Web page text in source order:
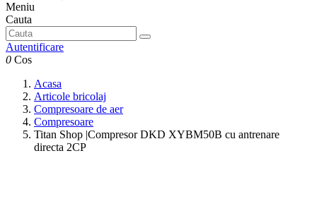
Meniu
Cauta
Autentificare
0 Cos
Acasa
Articole bricolaj
Compresoare de aer
Compresoare
Titan Shop |Compresor DKD XYBM50B cu antrenare
directa 2CP